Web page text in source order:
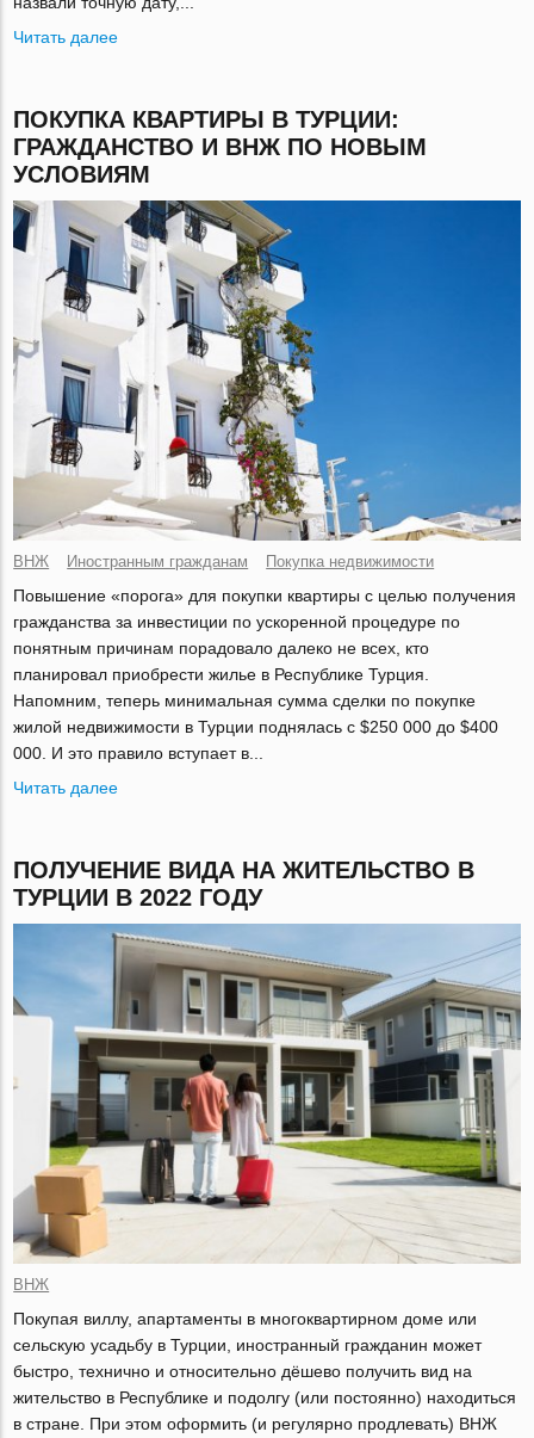
Читать далее
ПОКУПКА КВАРТИРЫ В ТУРЦИИ:
ГРАЖДАНСТВО И ВНЖ ПО НОВЫМ
УСЛОВИЯМ
ВНЖ Иностранным гражданам Покупка недвижимости
Повышение «порога» для покупки квартиры с целью получения
гражданства за инвестиции по ускоренной процедуре по
понятным причинам порадовало далеко не всех, кто
планировал приобрести жилье в Республике Турция.
Напомним, теперь минимальная сумма сделки по покупке
жилой недвижимости в Турции поднялась с $250 000 до $400
000. И это правило вступает в...
Читать далее
ПОЛУЧЕНИЕ ВИДА НА ЖИТЕЛЬСТВО В
ТУРЦИИ В 2022 ГОДУ
ВНЖ
Покупая виллу, апартаменты в многоквартирном доме или
сельскую усадьбу в Турции, иностранный гражданин может
быстро, технично и относительно дёшево получить вид на
жительство в Республике и подолгу (или постоянно) находиться
в стране. При этом оформить (и регулярно продлевать) ВНЖ